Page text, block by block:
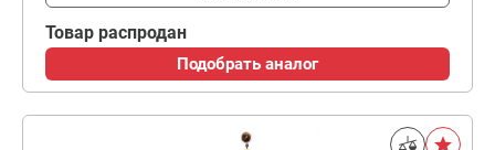
Товар распродан
Подобрать аналог